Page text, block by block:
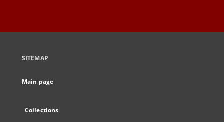
SITEMAP
Main page
Collections